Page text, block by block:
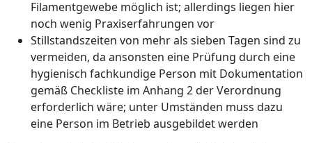
Filamentgewebe möglich ist; allerdings ­liegen hier
noch wenig Praxiserfahrungen vor
Stillstandszeiten von mehr als sieben Tagen sind zu
vermeiden, da ansonsten eine Prüfung durch eine
hygienisch fachkundige Person mit Dokumentation
gemäß Checkliste im Anhang 2 der Verordnung
erforderlich wäre; unter Umständen muss dazu
eine Person im Betrieb ausgebildet werden